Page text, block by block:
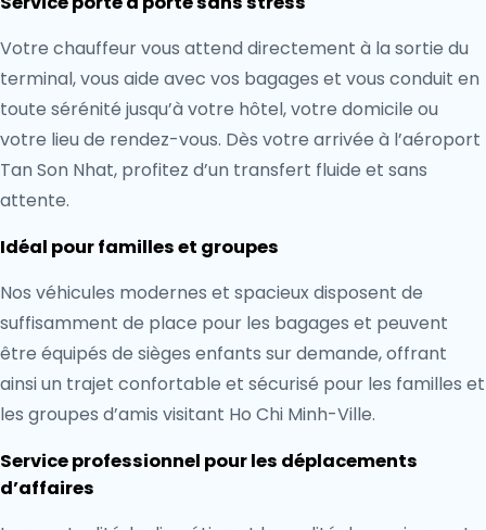
Votre chauffeur vous attend directement à la sortie du
terminal, vous aide avec vos bagages et vous conduit en
toute sérénité jusqu’à votre hôtel, votre domicile ou
votre lieu de rendez-vous. Dès votre arrivée à l’aéroport
Tan Son Nhat, profitez d’un transfert fluide et sans
attente.
Idéal pour familles et groupes
Nos véhicules modernes et spacieux disposent de
suffisamment de place pour les bagages et peuvent
être équipés de sièges enfants sur demande, offrant
ainsi un trajet confortable et sécurisé pour les familles et
les groupes d’amis visitant Ho Chi Minh-Ville.
Service professionnel pour les déplacements
d’affaires